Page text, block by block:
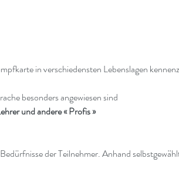
in verschiedensten Lebenslagen
besonders angewiesen sind
und andere « Profis »
der Teilnehmer. Anhand